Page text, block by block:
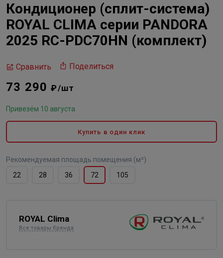
Кондиционер (сплит-система)
ROYAL CLIMA серии PANDORA
2025 RC-PDC70HN (комплект)
Сравнить Поделиться
73 290₽/шт
Привезём 10 августа
Купить в один клик
Рекомендуемая площадь помещения (м²)
22
28 36 72 105
ROYAL Clima
Все товары бренда